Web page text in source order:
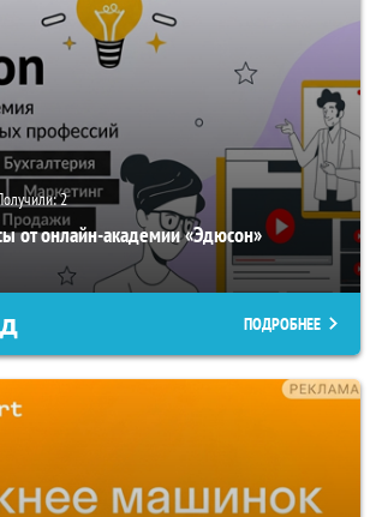
2
от онлайн-академии «Эдюсон»
ПОДРОБНЕЕ